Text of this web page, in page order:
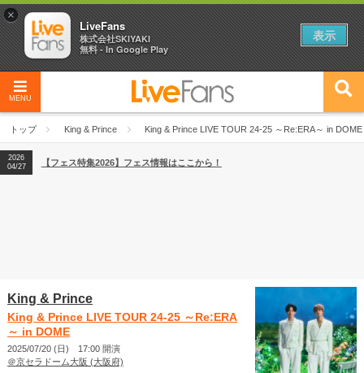
MENU
トップ King & Prince King & Prince LIVE TOUR 24-25 ～Re:ERA～ in DOME
2026
04/27
2026
【ライブ動員ランキング】2026年上半期編発表！
2026
04/27
【フェス特集2026】フェス情報はここから！
King & Prince
King & Prince LIVE TOUR 24-25 ～Re:ERA
～ in DOME
2025/07/20 (日) 17:00 開演
＠京セラドーム大阪 (大阪府)
×
LiveFans
株式会社SKIYAKI
無料 - In Google Play
表示